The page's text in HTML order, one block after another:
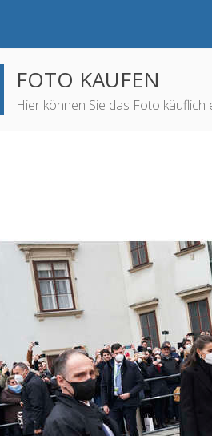
FOTO KAUFEN
Hier können Sie das Foto käuflich